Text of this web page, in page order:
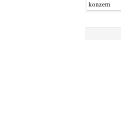
konzern